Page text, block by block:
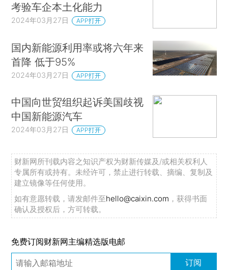
考验车企本土化能力
2024年03月27日 APP打开
国内新能源利用率或将六年来
首降 低于95%
2024年03月27日 APP打开
中国向世贸组织起诉美国歧视
中国新能源汽车
2024年03月27日 APP打开
财新网所刊载内容之知识产权为财新传媒及/或相关权利人
专属所有或持有。未经许可，禁止进行转载、摘编、复制及
建立镜像等任何使用。
如有意愿转载，请发邮件至hello@caixin.com ，获得书面
确认及授权后，方可转载。
免费订阅财新网主编精选版电邮
订阅